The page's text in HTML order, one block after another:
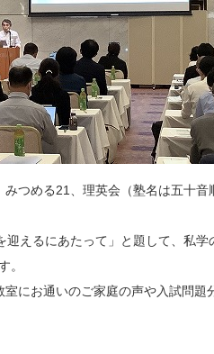
つめる21、理英会（塾名は五十音
えるにあたって」と題して、私学
。
にお通いのご家庭の声や入試問題